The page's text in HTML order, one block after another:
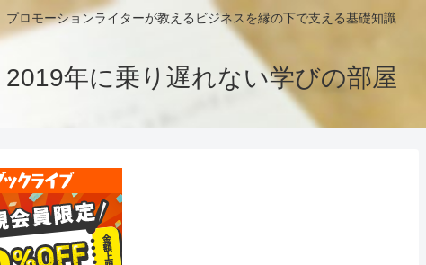
プロモーションライターが教えるビジネスを縁の下で支える基礎知識
2019年に乗り遅れない学びの部屋